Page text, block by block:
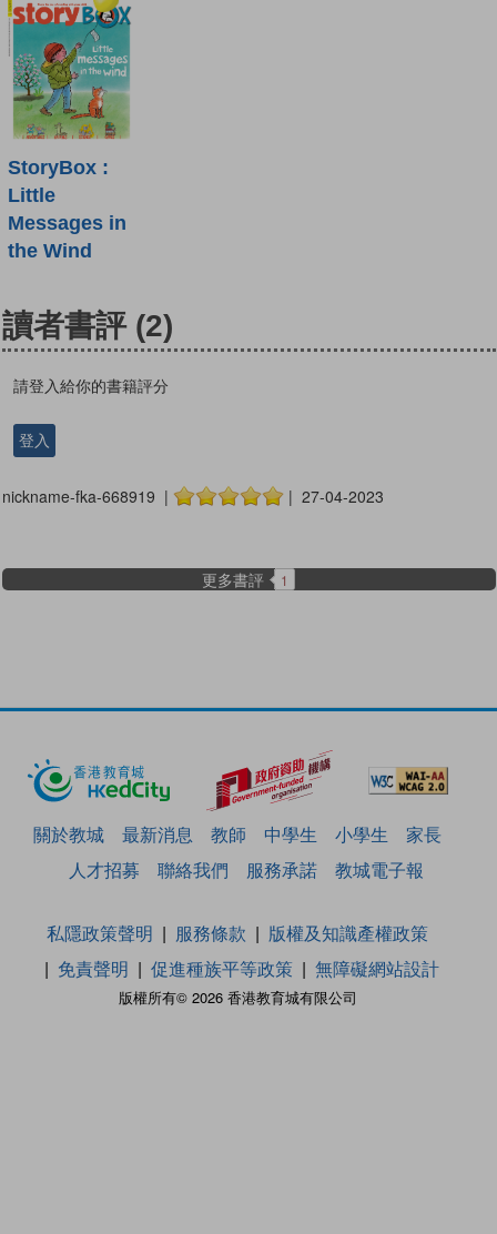
StoryBox :
Little
Messages in
the Wind
讀者書評 (2)
請登入給你的書籍評分
登入
nickname-fka-668919 | | 27-04-2023
更多書評 1
關於教城 最新消息 教師 中學生 小學生
家長
人才招募
聯絡我們 服務承諾 教城電子報
版權所有© 2026 香港教育城有限公司
私隱政策聲明 服務條款
版權及知識產權政策
免責聲明
促進種族平等政策 無障礙網站設計